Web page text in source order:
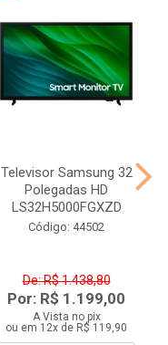
Televisor Samsung 32
Polegadas HD
LS32H5000FGXZD
Código: 44502
De: R$ 1.438,80
Por: R$ 1.199,00
A Vista no pix
ou em 12x de R$ 119,90